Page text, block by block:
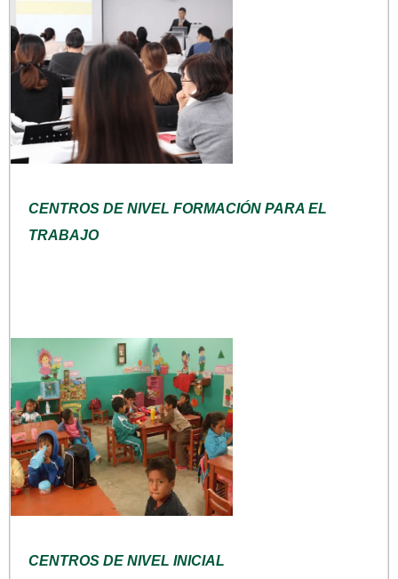
CENTROS DE NIVEL FORMACIÓN PARA EL
TRABAJO
CENTROS DE NIVEL INICIAL